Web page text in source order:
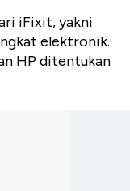
iFixit, yakni
elektronik.
HP ditentukan